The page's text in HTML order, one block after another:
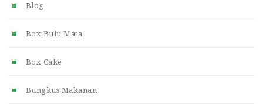
Blog
Box Bulu Mata
Box Cake
Bungkus Makanan